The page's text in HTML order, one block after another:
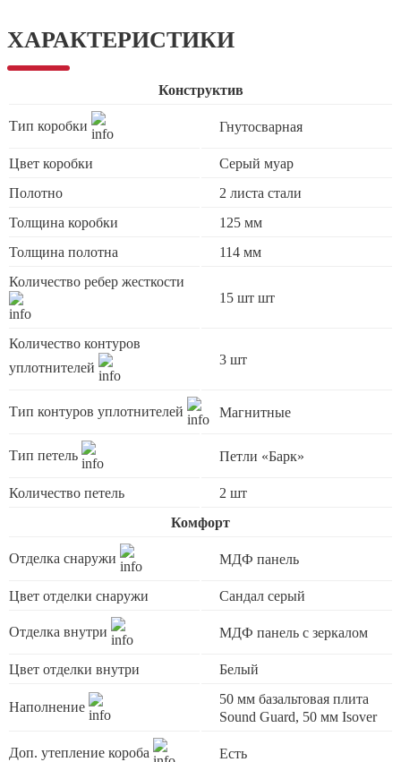
ХАРАКТЕРИСТИКИ
Конструктив
Тип коробки Гнутосварная
Цвет коробки
Серый муар
Полотно
2 листа стали
Толщина коробки
125 мм
Толщина полотна
114 мм
Количество ребер жесткости
15 шт шт
Количество контуров
уплотнителей
3 шт
Тип контуров уплотнителей Магнитные
Тип петель Петли «Барк»
Количество петель
2 шт
Комфорт
Отделка снаружи МДФ панель
Цвет отделки снаружи Сандал серый
Отделка внутри МДФ панель с зеркалом
Цвет отделки внутри Белый
Наполнение
50 мм базальтовая плита
Sound Guard, 50 мм Isover
Доп. утепление короба Есть